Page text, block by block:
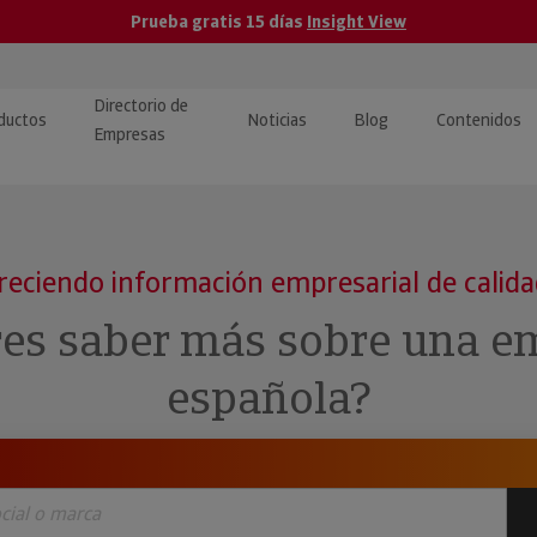
Prueba gratis 15 días Insight View
y ERP
· Recuperación de
Directorio de
Empresas
Noticias Blog Contenidos
Pública
Investigada
información empresarial de
saber más sobre una
española?